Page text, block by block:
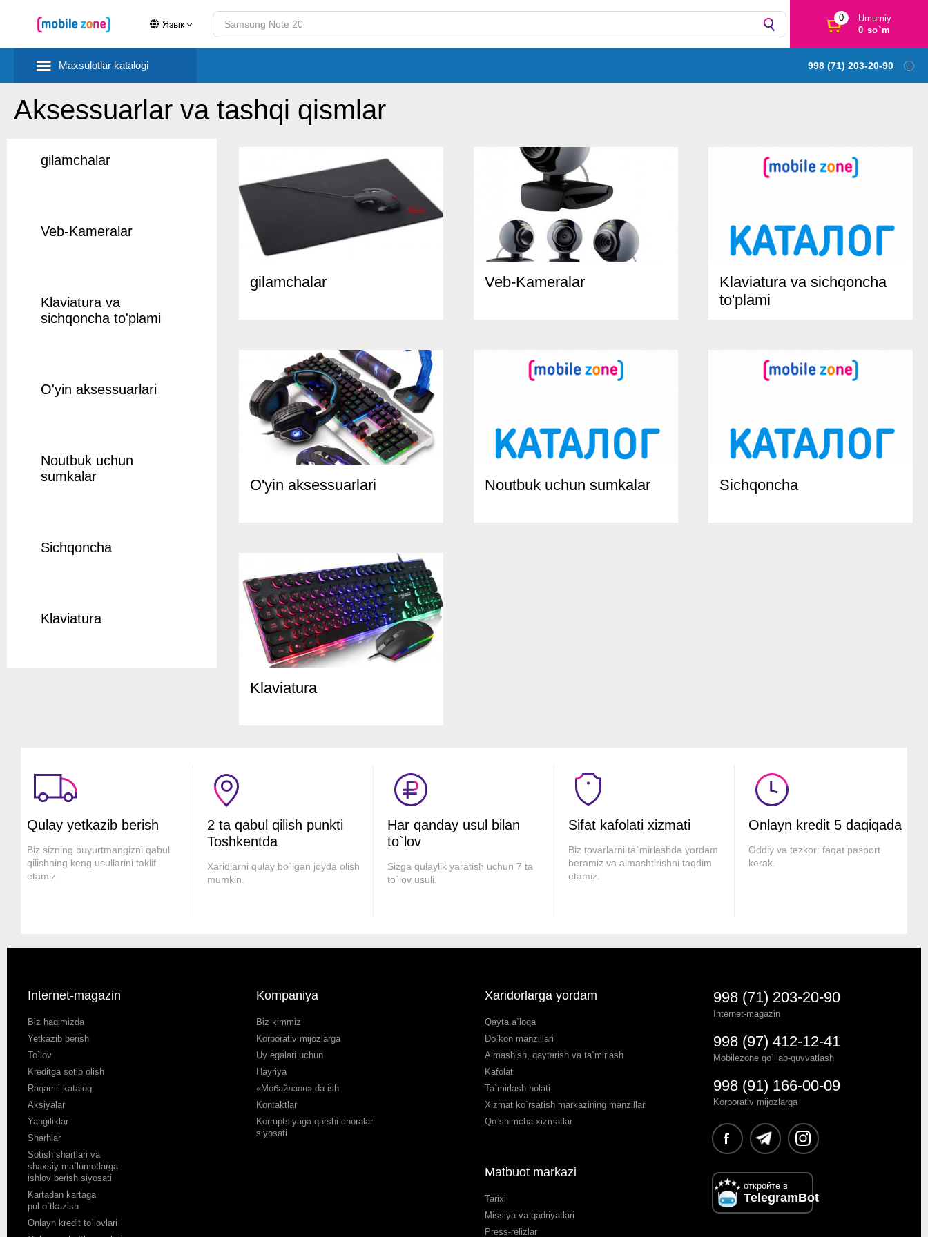
Язык
0
Umumiy
0 so`m
Maxsulotlar katalogi 998 (71) 203-20-90
Aksessuarlar va tashqi qismlar
gilamchalar
Veb-Kameralar
Klaviatura va
sichqoncha to'plami
O'yin aksessuarlari
Noutbuk uchun
sumkalar
Sichqoncha
Klaviatura
gilamchalar Veb-Kameralar
Klaviatura va sichqoncha
to'plami
O'yin aksessuarlari Noutbuk uchun sumkalar Sichqoncha
Klaviatura
Qulay yetkazib berish
Biz sizning buyurtmangizni qabul
qilishning keng usullarini taklif
etamiz
2 ta qabul qilish punkti
Toshkentda
Xaridlarni qulay bo`lgan joyda olish
mumkin.
Har qanday usul bilan
to`lov
Sizga qulaylik yaratish uchun 7 ta
to`lov usuli.
Sifat kafolati xizmati
Biz tovarlarni ta`mirlashda yordam
beramiz va almashtirishni taqdim
etamiz.
Onlayn kredit 5 daqiqada
Oddiy va tezkor: faqat pasport
kerak.
Internet-magazin
Biz haqimizda
Yetkazib berish
To`lov
Kreditga sotib olish
Raqamli katalog
Aksiyalar
Yangiliklar
Sharhlar
Sotish shartlari va
shaxsiy ma`lumotlarga
ishlov berish siyosati
Kartadan kartaga
pul o`tkazish
Onlayn kredit to`lovlari
Kompaniya
Biz kimmiz
Korporativ mijozlarga
Uy egalari uchun
Hayriya
«Мобайлзон» da ish
Kontaktlar
Korruptsiyaga qarshi choralar
siyosati
Xaridorlarga yordam
Qayta a`loqa
Do`kon manzillari
Almashish, qaytarish va ta`mirlash
Kafolat
Ta`mirlash holati
Xizmat ko`rsatish markazining manzillari
Qo`shimcha xizmatlar
Matbuot markazi
Tarixi
Missiya va qadriyatlari
Press-relizlar
998 (71) 203-20-90
Internet-magazin
998 (97) 412-12-41
Mobilezone qo`llab-quvvatlash
998 (91) 166-00-09
Korporativ mijozlarga
откройте в
TelegramBot